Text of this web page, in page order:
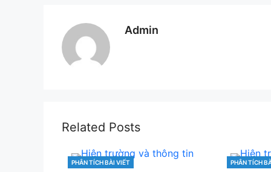
Admin
Related Posts
CATEGORIES
PHÂN TÍCH BÀI VIẾT CATEGORIES
PHÂN TÍCH